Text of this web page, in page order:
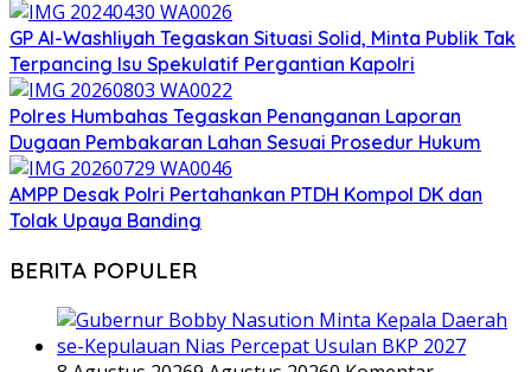
GP Al-Washliyah Tegaskan Situasi Solid, Minta Publik Tak
Terpancing Isu Spekulatif Pergantian Kapolri
Polres Humbahas Tegaskan Penanganan Laporan
Dugaan Pembakaran Lahan Sesuai Prosedur Hukum
AMPP Desak Polri Pertahankan PTDH Kompol DK dan
Tolak Upaya Banding
BERITA POPULER